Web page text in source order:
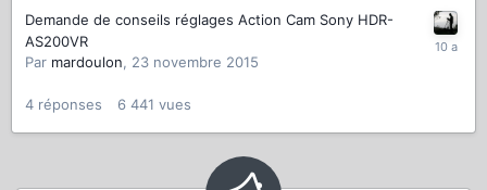
Demande de conseils réglages Action Cam Sony HDR-
AS200VR
Par mardoulon, 23 novembre 2015
4 réponses 6 441 vues